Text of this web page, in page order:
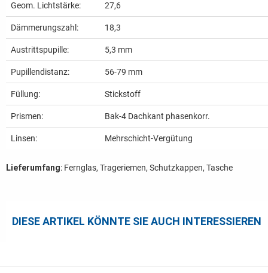
Geom. Lichtstärke: 27,6
Dämmerungszahl: 18,3
Austrittspupille: 5,3 mm
Pupillendistanz: 56-79 mm
Füllung: Stickstoff
Prismen: Bak-4 Dachkant phasenkorr.
Linsen: Mehrschicht-Vergütung
Lieferumfang: Fernglas, Trageriemen, Schutzkappen, Tasche
DIESE ARTIKEL KÖNNTE SIE AUCH INTERESSIEREN